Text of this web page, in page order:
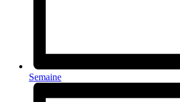
Semaine